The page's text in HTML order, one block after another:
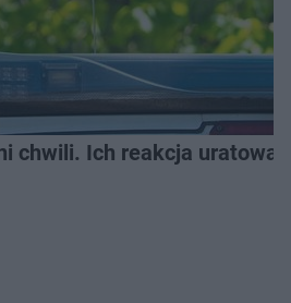
chwili. Ich reakcja